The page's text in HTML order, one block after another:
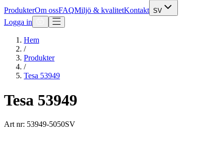
ProdukterOm ossFAQMiljö & kvalitetKontakt SV
Logga in
Hem
/
Produkter
/
Tesa 53949
Tesa 53949
Art nr: 53949-5050SV